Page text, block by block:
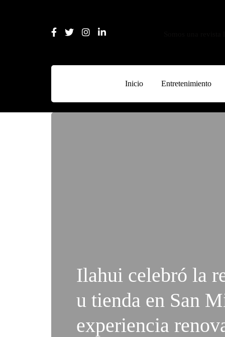
Inicio Entretenimiento
Ilahui celebró la
u tienda en San
experiencia